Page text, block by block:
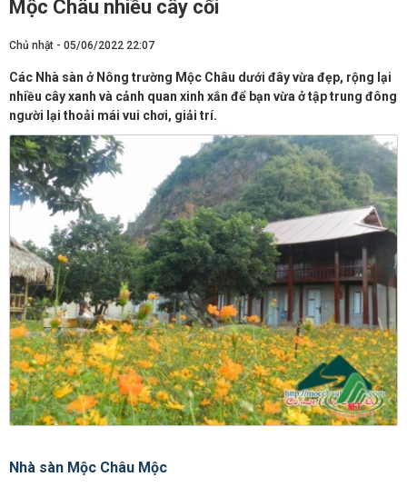
Mộc Châu nhiều cây cối
Chủ nhật - 05/06/2022 22:07
Các Nhà sàn ở Nông trường Mộc Châu dưới đây vừa đẹp, rộng lại
nhiều cây xanh và cảnh quan xinh xắn để bạn vừa ở tập trung đông
người lại thoải mái vui chơi, giải trí.
Nhà sàn Mộc Châu Mộc